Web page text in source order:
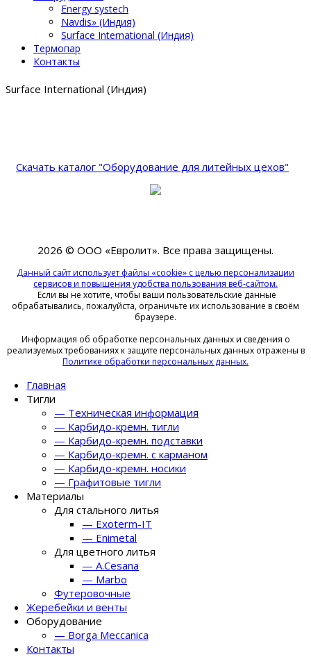
Energy systech
Navdis» (Индия)
Surface International (Индия)
Термопар
Контакты
Surface International (Индия)
Скачать каталог "Оборудование для литейных цехов"
2026 © ООО «Евролит». Все права защищены.
Данный сайт использует файлы «cookie» с целью персонализации
сервисов и повышения удобства пользования веб-сайтом.
Если вы не хотите, чтобы ваши пользовательские данные
обрабатывались, пожалуйста, ограничьте их использование в своём
браузере.
Информация об обработке персональных данных и сведения о
реализуемых требованиях к защите персональных данных отражены в
Политике обработки персональных данных.
Главная
Тигли
— Техническая информация
— Карбидо-кремн. тигли
— Карбидо-кремн. подставки
— Карбидо-кремн. с карманом
— Карбидо-кремн. носики
— Графитовые тигли
Материалы
Для стального литья
— Exoterm-IT
— Enimetal
Для цветного литья
— A.Cesana
— Marbo
Футеровочные
Жеребейки и венты
Оборудование
— Borga Meccanica
Контакты